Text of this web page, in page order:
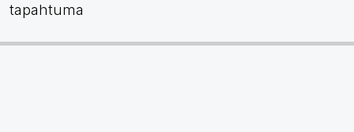
tapahtuma